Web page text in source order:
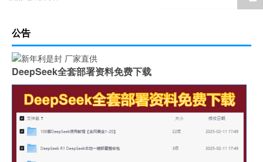
公告
DeepSeek全套部署资料免费下载